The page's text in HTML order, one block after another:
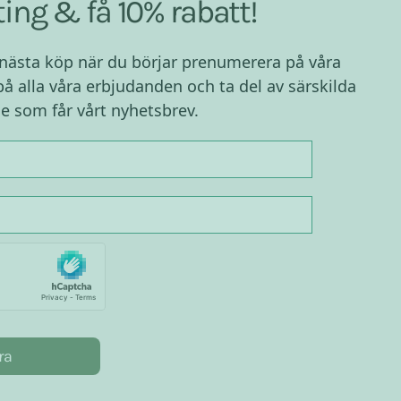
& få 10% rabatt!
köp när du börjar prenumerera på våra
alla våra erbjudanden och ta del av särskilda
som får vårt nyhetsbrev.